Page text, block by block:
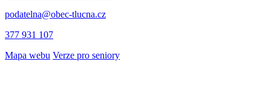
podatelna@obec-tlucna.cz
377 931 107
Mapa webu Verze pro seniory